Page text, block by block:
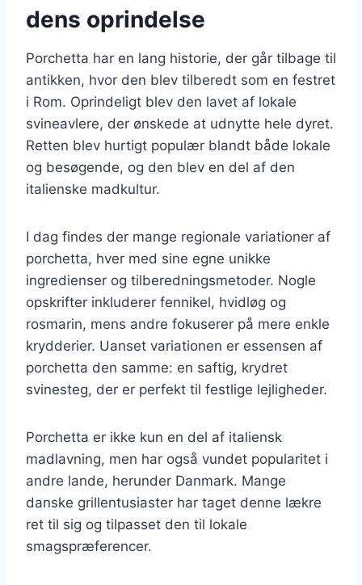
dens oprindelse
Porchetta har en lang historie, der går tilbage til
antikken, hvor den blev tilberedt som en festret
i Rom. Oprindeligt blev den lavet af lokale
svineavlere, der ønskede at udnytte hele dyret.
Retten blev hurtigt populær blandt både lokale
og besøgende, og den blev en del af den
italienske madkultur.
I dag findes der mange regionale variationer af
porchetta, hver med sine egne unikke
ingredienser og tilberedningsmetoder. Nogle
opskrifter inkluderer fennikel, hvidløg og
rosmarin, mens andre fokuserer på mere enkle
krydderier. Uanset variationen er essensen af
porchetta den samme: en saftig, krydret
svinesteg, der er perfekt til festlige lejligheder.
Porchetta er ikke kun en del af italiensk
madlavning, men har også vundet popularitet i
andre lande, herunder Danmark. Mange
danske grillentusiaster har taget denne lækre
ret til sig og tilpasset den til lokale
smagspræferencer.